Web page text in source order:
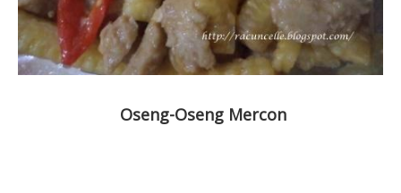
Oseng-Oseng Mercon